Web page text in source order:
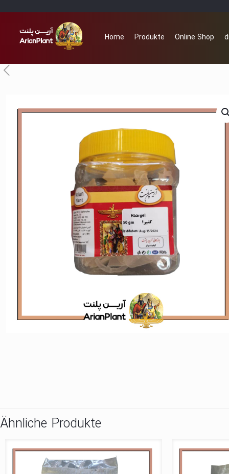
Home Produkte Online Shop
Ähnliche Produkte